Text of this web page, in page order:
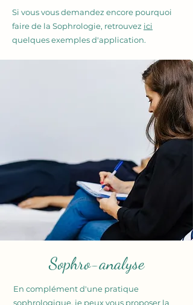
Si vous vous demandez encore pourquoi
faire de la Sophrologie, retrouvez ici
quelques exemples d'application.
Sophro-analyse
En complément d'une pratique
sophrologique, je peux vous proposer la